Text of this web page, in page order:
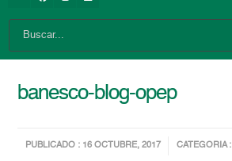
banesco-blog-opep
PUBLICADO : 16 OCTUBRE, 2017 CATEGORIA :